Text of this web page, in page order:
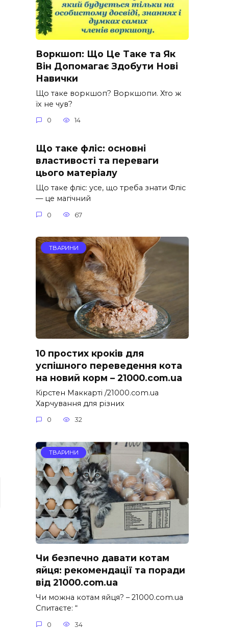
Воркшоп: Що Це Таке та Як
Він Допомагає Здобути Нові
Навички
Що таке воркшоп? Воркшопи. Хто ж
їх не чув?
0 14
Що таке фліс: основні
властивості та переваги
цього матеріалу
Що таке фліс: усе, що треба знати Фліс
— це магічний
0 67
ТВАРИНИ
10 простих кроків для
успішного переведення кота
на новий корм – 21000.com.ua
Кірстен Маккарті /21000.com.ua
Харчування для різних
0 32
ТВАРИНИ
Чи безпечно давати котам
яйця: рекомендації та поради
від 21000.com.ua
Чи можна котам яйця? – 21000.com.ua
Спитаєте: “
0 34